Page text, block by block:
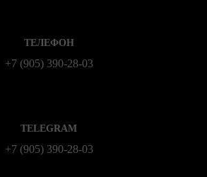
ТЕЛЕФОН
+7 (905) 390-28-03
TELEGRAM
+7 (905) 390-28-03